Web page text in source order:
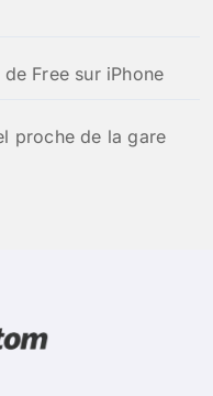
Free sur iPhone
proche de la gare